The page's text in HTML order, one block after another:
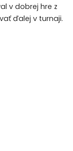
v dobrej hre z
ďalej v turnaji.